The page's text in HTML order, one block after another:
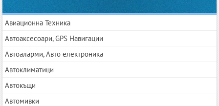
Авиационна Техника
Автоаксесоари, GPS Навигации
Автоаларми, Авто електроника
Автоклиматици
Автокъщи
Автомивки